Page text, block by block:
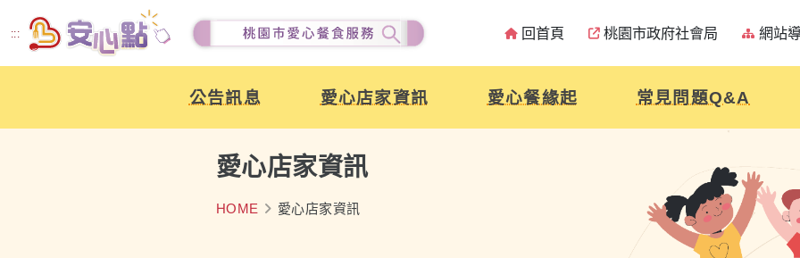
::: 回首頁 桃園市政府社會局 網站
公告訊息 愛心店家資訊 愛心餐緣起 常見問題Q&A
愛心店家資訊
HOME 愛心店家資訊